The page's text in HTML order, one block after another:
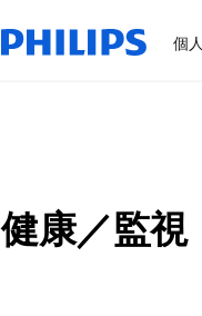
個
健康／監視